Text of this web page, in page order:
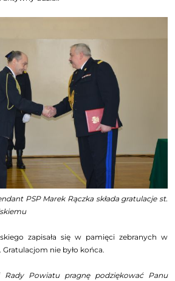
PSP Marek Rączka składa gratulacje st.
zapisała się w pamięci zebranych w
nie było końca.
Powiatu pragnę podziękować Panu